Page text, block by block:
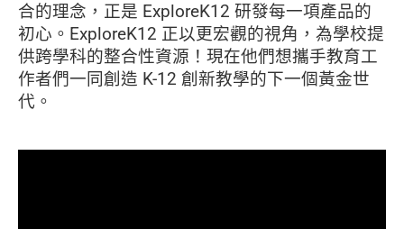
合的理念，正是 ExploreK12 研發每一項產品的
初心。ExploreK12 正以更宏觀的視角，為學校提
供跨學科的整合性資源！現在他們想攜手教育工
作者們一同創造 K-12 創新教學的下一個黃金世
代。